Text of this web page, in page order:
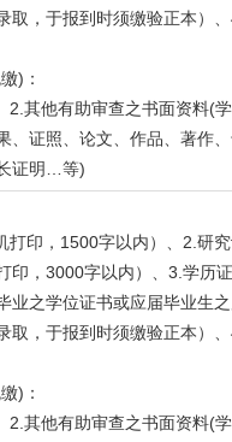
取，于报到时须缴验正本）
)：
2.其他有助审查之书面资料(学
、证照、论文、作品、著作
证明…等)
打印，1500字以内）、2.研
印，3000字以内）、3.学历证
业之学位证书或应届毕业生
取，于报到时须缴验正本）
)：
2.其他有助审查之书面资料(学